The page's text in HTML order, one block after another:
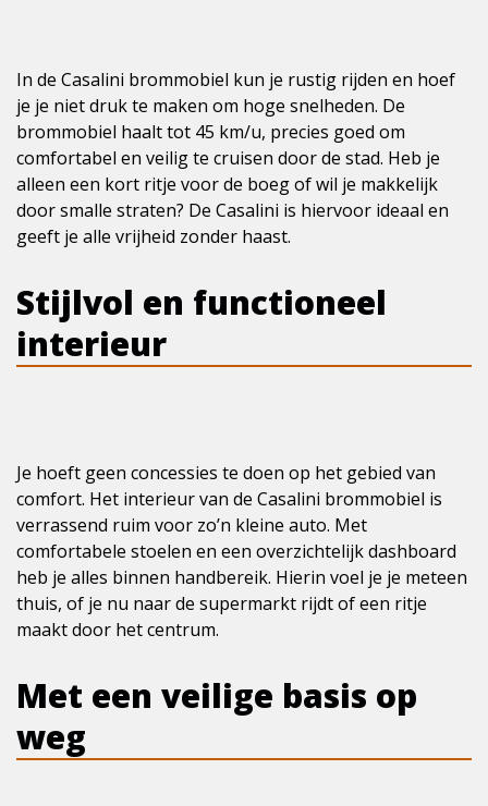
In de Casalini brommobiel kun je rustig rijden en hoef
je je niet druk te maken om hoge snelheden. De
brommobiel haalt tot 45 km/u, precies goed om
comfortabel en veilig te cruisen door de stad. Heb je
alleen een kort ritje voor de boeg of wil je makkelijk
door smalle straten? De Casalini is hiervoor ideaal en
geeft je alle vrijheid zonder haast.
Stijlvol en functioneel
interieur
Je hoeft geen concessies te doen op het gebied van
comfort. Het interieur van de Casalini brommobiel is
verrassend ruim voor zo’n kleine auto. Met
comfortabele stoelen en een overzichtelijk dashboard
heb je alles binnen handbereik. Hierin voel je je meteen
thuis, of je nu naar de supermarkt rijdt of een ritje
maakt door het centrum.
Met een veilige basis op
weg